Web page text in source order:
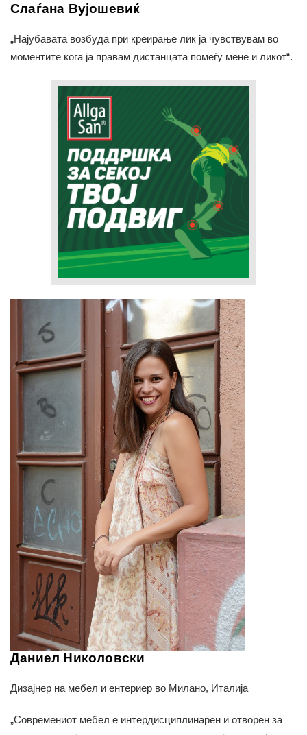
Слаѓана Вујошевиќ
„Најубавата возбуда при креирање лик ја чувствувам во
моментите кога ја правам дистанцата помеѓу мене и ликот“.
Даниел Николовски
Дизајнер на мебел и ентериер во Милано, Италија
„Современиот мебел е интердисциплинарен и отворен за